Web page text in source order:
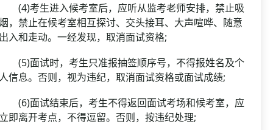
考生进入候考室后，应听从监考老师安排，禁止吸
，禁止在候考室相互探讨、交头接耳、大声喧哗、随意
入和走动。一经发现，取消面试资格;
面试时，考生只准报抽签顺序号，不得报姓名及个
信息。否则，视为违纪，取消面试资格或面试成绩;
面试结束后，考生不得返回面试考场和候考室，应
即离开考点，不得逗留。否则，按违纪处理;